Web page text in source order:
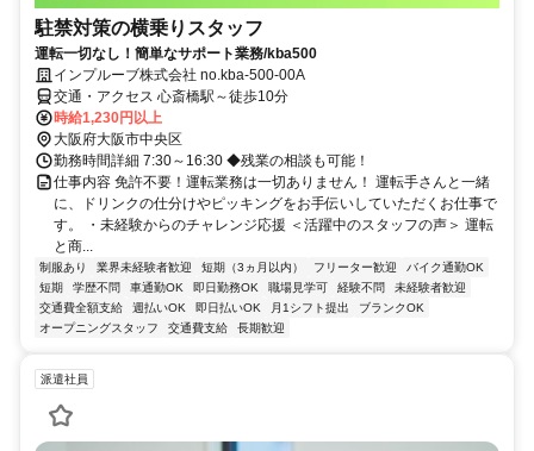
駐禁対策の横乗りスタッフ
運転一切なし！簡単なサポート業務/kba500
インプルーブ株式会社 no.kba-500-00A
交通・アクセス 心斎橋駅～徒歩10分
時給1,230円以上
大阪府大阪市中央区
勤務時間詳細 7:30～16:30 ◆残業の相談も可能！
仕事内容 免許不要！運転業務は一切ありません！ 運転手さんと一緒
に、ドリンクの仕分けやピッキングをお手伝いしていただくお仕事で
す。 ・未経験からのチャレンジ応援 ＜活躍中のスタッフの声＞ 運転
と商...
制服あり 業界未経験者歓迎 短期（3ヵ月以内） フリーター歓迎
バイク通勤OK
短期
学歴不問 車通勤OK 即日勤務OK 職場見学可 経験不問
未経験者歓迎
交通費全額支給
週払いOK 即日払いOK 月1シフト提出
ブランクOK
オープニングスタッフ
交通費支給 長期歓迎
派遣社員